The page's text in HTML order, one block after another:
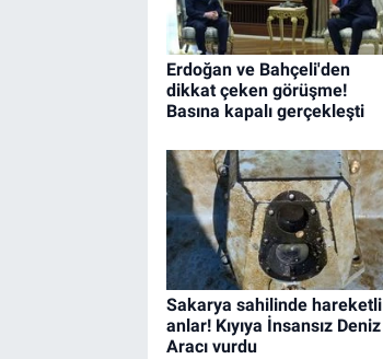
Erdoğan ve Bahçeli'den
dikkat çeken görüşme!
Basına kapalı gerçekleşti
Sakarya sahilinde hareketli
anlar! Kıyıya İnsansız Deniz
Aracı vurdu